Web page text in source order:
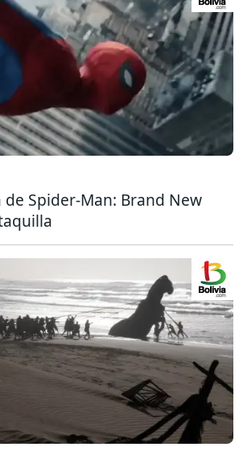
Spider-Man: Brand New